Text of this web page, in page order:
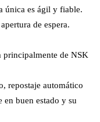
única es ágil y fiable.
de espera.
principalmente de NSK
repostaje automático
buen estado y su